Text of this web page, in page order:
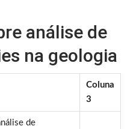
análise de
na geologia
Coluna
3
de